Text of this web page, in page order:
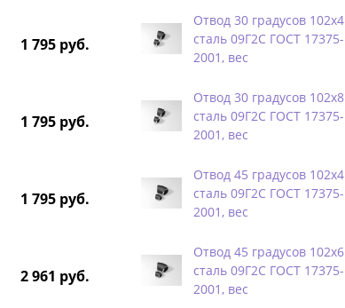
1 795 руб.
1 795 руб.
1 795 руб.
2 961 руб.
Отвод 30 градусов 102х4
сталь 09Г2С ГОСТ 17375-
2001, вес
Отвод 30 градусов 102х8
сталь 09Г2С ГОСТ 17375-
2001, вес
Отвод 45 градусов 102х4
сталь 09Г2С ГОСТ 17375-
2001, вес
Отвод 45 градусов 102х6
сталь 09Г2С ГОСТ 17375-
2001, вес